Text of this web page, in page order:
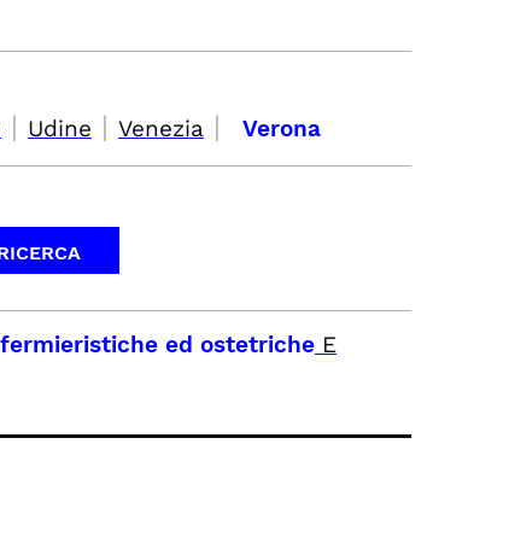
| Udine | Venezia | Verona
ed ostetriche E